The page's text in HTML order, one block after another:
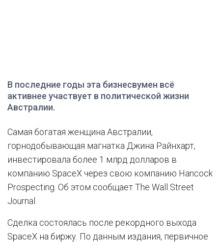
В последние годы эта бизнесвумен всё
активнее участвует в политической жизни
Австралии.
Самая богатая женщина Австралии,
горнодобывающая магнатка Джина Райнхарт,
инвестировала более 1 млрд долларов в
компанию SpaceX через свою компанию Hancock
Prospecting. Об этом сообщает The Wall Street
Journal.
Сделка состоялась после рекордного выхода
SpaceX на биржу. По данным издания, первичное